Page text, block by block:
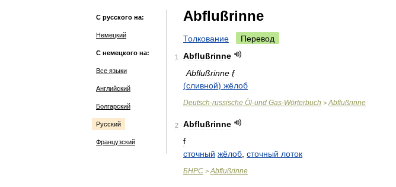
С русского на:
Немецкий
С немецкого на:
Все языки
Английский
Болгарский
Русский
Французский
Abflußrinne
Толкование Перевод
1
Abflußrinne
Abflußrinne f
(сливной) жёлоб
Deutsch-russische Öl-und Gas-Wörterbuch > Abflußrinne
2
Abflußrinne
f
сточный жёлоб сточный лоток
БНРС > Abflußrinne